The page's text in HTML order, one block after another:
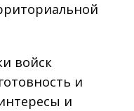
войск
и
и